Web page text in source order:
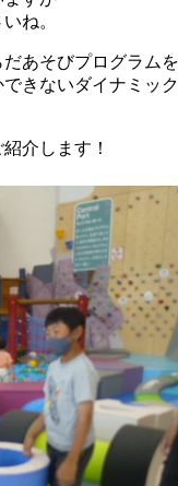
ね。
あそびプログラム
きないダイナミッ
介します！